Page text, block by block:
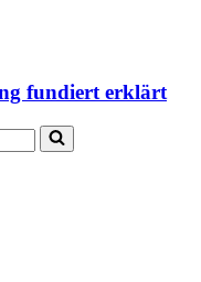
fundiert erklärt